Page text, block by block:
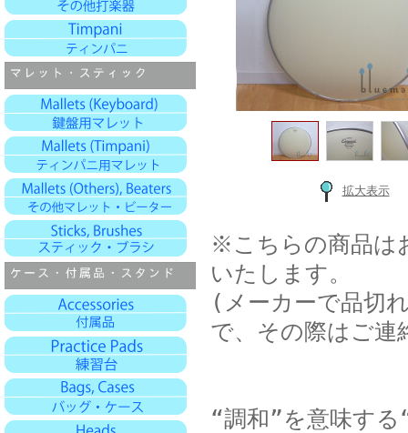
拡大表示
※こちらの商品は
いたします。
(メーカーで品切
で、その際はご
“調和”を意味す